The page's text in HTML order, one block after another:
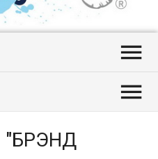


"БРЭНД